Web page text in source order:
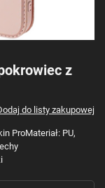
z
do listy zakupowej
ProMateriał: PU,